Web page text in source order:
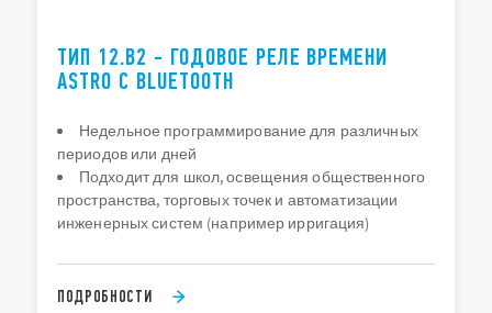
ТИП 12.B2 - ГОДОВОЕ РЕЛЕ ВРЕМЕНИ
ASTRO С BLUETOOTH
Недельное программирование для различных
периодов или дней
Подходит для школ, освещения общественного
пространства, торговых точек и автоматизации
инженерных систем (например ирригация)
ПОДРОБНОСТИ